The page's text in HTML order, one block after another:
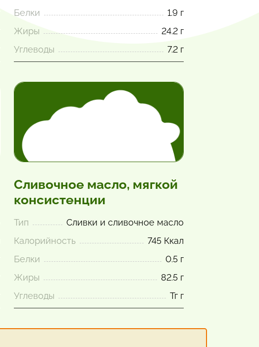
Белки
1.9 г
Жиры
24.2 г
Углеводы
7.2 г
Сливочное масло, мягкой
консистенции
Тип
Сливки и сливочное масло
Калорийность
745 Ккал
Белки
0.5 г
Жиры
82.5 г
Углеводы
Тг г